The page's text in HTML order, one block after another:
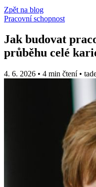
Zpět na blog
Pracovní schopnost
Jak budovat
průběhu celé
4. 6. 2026 • 4 min čtení •